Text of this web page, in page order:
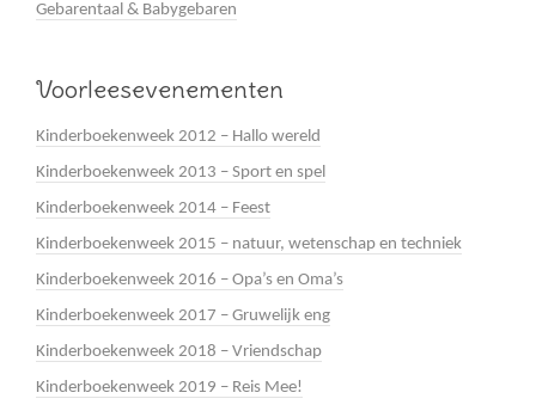
Gebarentaal & Babygebaren
Voorleesevenementen
Kinderboekenweek 2012 – Hallo wereld
Kinderboekenweek 2013 – Sport en spel
Kinderboekenweek 2014 – Feest
Kinderboekenweek 2015 – natuur, wetenschap en techniek
Kinderboekenweek 2016 – Opa’s en Oma’s
Kinderboekenweek 2017 – Gruwelijk eng
Kinderboekenweek 2018 – Vriendschap
Kinderboekenweek 2019 – Reis Mee!